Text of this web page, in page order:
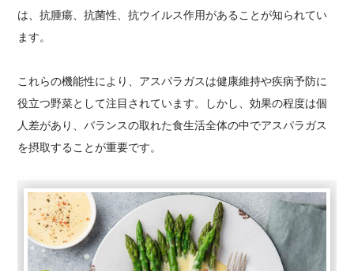
は、抗腫瘍、抗菌性、抗ウイルス作用があることが知られてい
ます。
これらの機能性により、アスパラガスは健康維持や疾病予防に
役立つ野菜として注目されています。しかし、効果の程度は個
人差があり、バランスの取れた食生活全体の中でアスパラガス
を摂取することが重要です。